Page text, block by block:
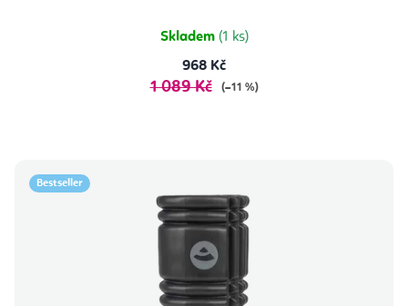
Skladem (1 ks)
968 Kč
1 089 Kč (–11 %)
Bestseller